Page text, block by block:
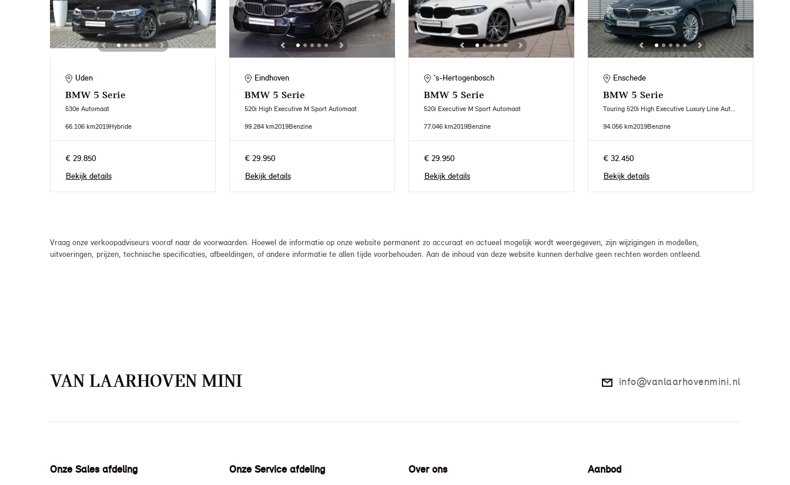
Uden
BMW 5 Serie
530e Automaat
66.106 km2019Hybride
€ 29.850
Bekijk details
Eindhoven
BMW 5 Serie
520i High Executive M Sport Automaat
99.284 km2019Benzine
€ 29.950
Bekijk details
's-Hertogenbosch
BMW 5 Serie
520i Executive M Sport Automaat
77.046 km2019Benzine
€ 29.950
Bekijk details
Enschede
BMW 5 Serie
Touring 520i High Executive Luxury Line Automaat
94.056 km2019Benzine
€ 32.450
Bekijk details
Vraag onze verkoopadviseurs vooraf naar de voorwaarden. Hoewel de informatie op onze website permanent zo accuraat en actueel mogelijk wordt weergegeven, zijn wijzigingen in modellen,
uitvoeringen, prijzen, technische specificaties, afbeeldingen, of andere informatie te allen tijde voorbehouden. Aan de inhoud van deze website kunnen derhalve geen rechten worden ontleend.
VAN LAARHOVEN MINI info@vanlaarhovenmini.nl
Onze Sales afdeling Onze Service afdeling Over ons Aanbod